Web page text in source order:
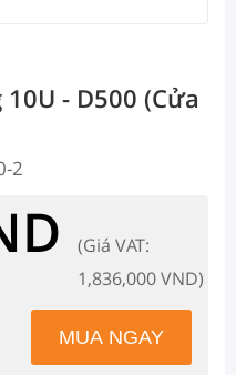
- D500 (Cửa
2
(Giá VAT:
1,836,000 VND)